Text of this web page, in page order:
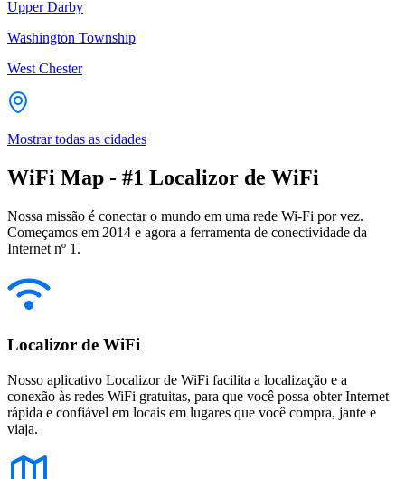
Upper Darby
Washington Township
West Chester
Mostrar todas as cidades
WiFi Map - #1 Localizor de WiFi
Nossa missão é conectar o mundo em uma rede Wi-Fi por vez.
Começamos em 2014 e agora a ferramenta de conectividade da
Internet nº 1.
Localizor de WiFi
Nosso aplicativo Localizor de WiFi facilita a localização e a
conexão às redes WiFi gratuitas, para que você possa obter Internet
rápida e confiável em locais em lugares que você compra, jante e
viaja.